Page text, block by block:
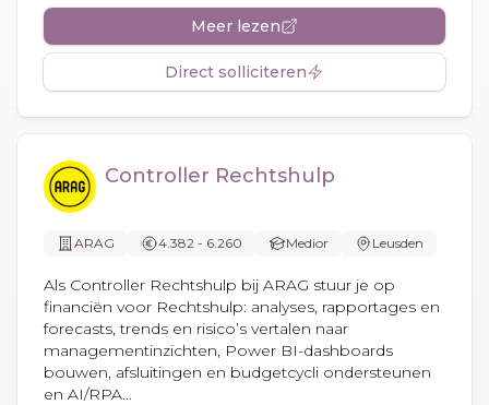
Meer lezen
Direct solliciteren
Controller Rechtshulp
ARAG 4.382 - 6.260 Medior Leusden
Als Controller Rechtshulp bij ARAG stuur je op
financiën voor Rechtshulp: analyses, rapportages en
forecasts, trends en risico’s vertalen naar
managementinzichten, Power BI-dashboards
bouwen, afsluitingen en budgetcycli ondersteunen
en AI/RPA...